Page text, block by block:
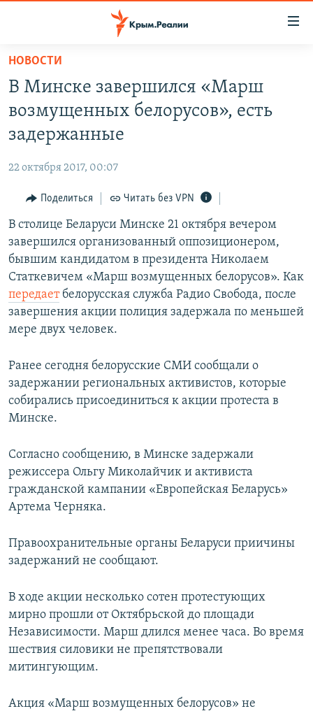
Вернуться
основному
содержанию
Вернутся
главной
навигации
Вернутся
поиску
11 ЛЕТ ОККУПАЦИИ КРЫМА. 11 ИСТОРИЙ СОПРОТИВЛЕНИЯ
ЕЩЕ
ИНТЕРАКТИВ
ИНФОГРАФИКА
ТЕЛЕПРОЕКТ КРЫМ.РЕАЛИИ
СОВЕТЫ ПРАВОЗАЩИТНИКОВ
ПРОПАВШИЕ БЕЗ ВЕСТИ
ПОБЕДИТЕЛЕЙ НЕ СУДЯТ?
УКРАИНСКАЯ ПРОБЛЕМА КРЫМА
РАДІО СВОБОДА
КАК ОБОЙТИ БЛОКИРОВКУ
Українською
Qırımtatar
ПРИСОЕДИНЯЙТЕСЬ!
Все сайты RFE/RL
НОВОСТИ
В Минске завершился «Марш
возмущенных белорусов», есть
задержанные
22 октября 2017, 00:07
Поделиться Читать без VPN
В столице Беларуси Минске 21 октября вечером
завершился организованный оппозиционером,
бывшим кандидатом в президента Николаем
Статкевичем «Марш возмущенных белорусов». Как
передаетбелорусская служба Радио Свобода, после
завершения акции полиция задержала по меньшей
мере двух человек.
Ранее сегодня белорусские СМИ сообщали о
задержании региональных активистов, которые
собирались присоединиться к акции протеста в
Минске.
Согласно сообщению, в Минске задержали
режиссера Ольгу Миколайчик и активиста
гражданской кампании «Европейская Беларусь»
Артема Черняка.
Правоохранительные органы Беларуси приичины
задержаний не сообщают.
В ходе акции несколько сотен протестующих
мирно прошли от Октябрьской до площади
Независимости. Марш длился менее часа. Во время
шествия силовики не препятствовали
митингующим.
Акция «Марш возмущенных белорусов» не